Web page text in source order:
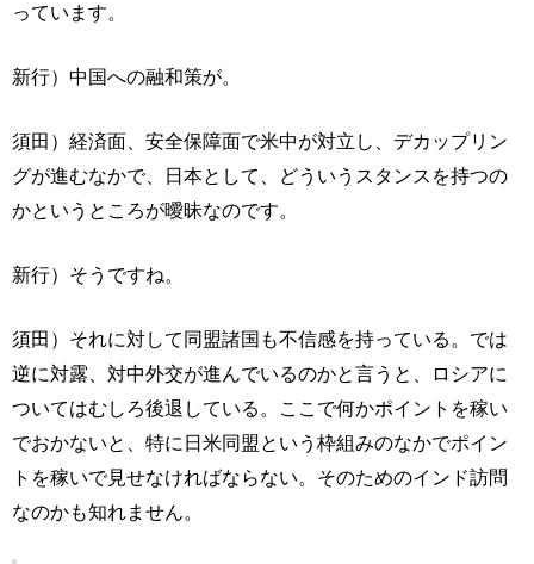
っています。
新行）中国への融和策が。
須田）経済面、安全保障面で米中が対立し、デカップリン
グが進むなかで、日本として、どういうスタンスを持つの
かというところが曖昧なのです。
新行）そうですね。
須田）それに対して同盟諸国も不信感を持っている。では
逆に対露、対中外交が進んでいるのかと言うと、ロシアに
ついてはむしろ後退している。ここで何かポイントを稼い
でおかないと、特に日米同盟という枠組みのなかでポイン
トを稼いで見せなければならない。そのためのインド訪問
なのかも知れません。